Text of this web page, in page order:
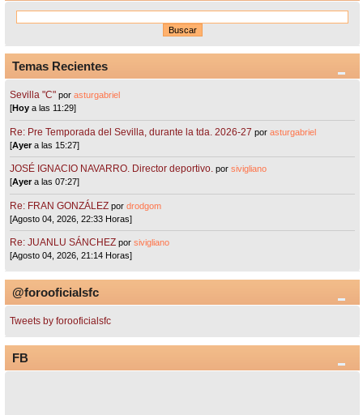
Temas Recientes
Sevilla "C"porasturgabriel
[Hoy a las 11:29]
Re: Pre Temporada del Sevilla, durante la tda. 2026-27 porasturgabriel
[Ayera las 15:27]
JOSÉ IGNACIO NAVARRO. Director deportivo. porsivigliano
[Ayera las 07:27]
Re: FRAN GONZÁLEZ pordrodgom
[Agosto 04, 2026, 22:33 Horas]
Re: JUANLU SÁNCHEZ porsivigliano
[Agosto 04, 2026, 21:14 Horas]
@forooficialsfc
Tweets by forooficialsfc
FB